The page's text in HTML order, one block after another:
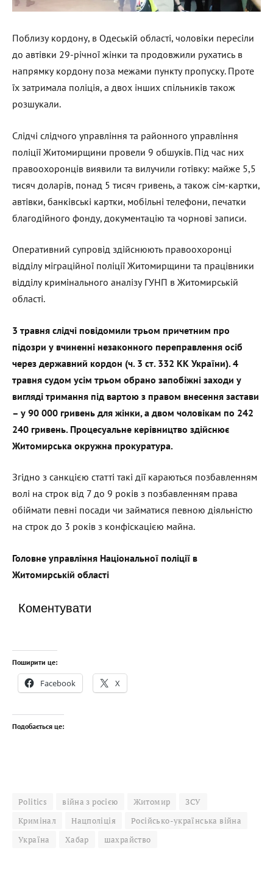
Поблизу кордону, в Одеській області, чоловіки пересіли
до автівки 29-річної жінки та продовжили рухатись в
напрямку кордону поза межами пункту пропуску. Проте
їх затримала поліція, а двох інших спільників також
розшукали.
Слідчі слідчого управління та районного управління
поліції Житомирщини провели 9 обшуків. Під час них
правоохоронців виявили та вилучили готівку: майже 5,5
тисяч доларів, понад 5 тисяч гривень, а також сім-картки,
автівки, банківські картки, мобільні телефони, печатки
благодійного фонду, документацію та чорнові записи.
Оперативний супровід здійснюють правоохоронці
відділу міграційної поліції Житомирщини та працівники
відділу кримінального аналізу ГУНП в Житомирській
області.
3 травня слідчі повідомили трьом причетним про
підозри у вчиненні незаконного переправлення осіб
через державний кордон (ч. 3 ст. 332 КК України). 4
травня судом усім трьом обрано запобіжні заходи у
вигляді тримання під вартою з правом внесення застави
– у 90 000 гривень для жінки, а двом чоловікам по 242
240 гривень. Процесуальне керівництво здійснює
Житомирська окружна прокуратура.
Згідно з санкцією статті такі дії караються позбавленням
волі на строк від 7 до 9 років з позбавленням права
обіймати певні посади чи займатися певною діяльністю
на строк до 3 років з конфіскацією майна.
Головне управління Національної поліції в
Житомирській області
Коментувати
Поширити це:
Facebook X
Подобається це:
Politics війна з росією Житомир
ЗСУ
Кримінал
Нацполіція
Російсько-українська війна
Україна
Хабар шахрайство